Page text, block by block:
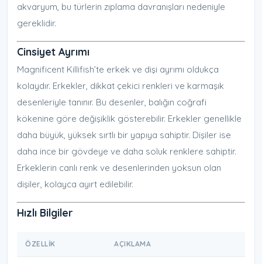
akvaryum, bu türlerin zıplama davranışları nedeniyle
gereklidir.
Cinsiyet Ayrımı
Magnificent Killifish’te erkek ve dişi ayrımı oldukça
kolaydır. Erkekler, dikkat çekici renkleri ve karmaşık
desenleriyle tanınır. Bu desenler, balığın coğrafi
kökenine göre değişiklik gösterebilir. Erkekler genellikle
daha büyük, yüksek sırtlı bir yapıya sahiptir. Dişiler ise
daha ince bir gövdeye ve daha soluk renklere sahiptir.
Erkeklerin canlı renk ve desenlerinden yoksun olan
dişiler, kolayca ayırt edilebilir.
Hızlı Bilgiler
ÖZELLIK AÇIKLAMA